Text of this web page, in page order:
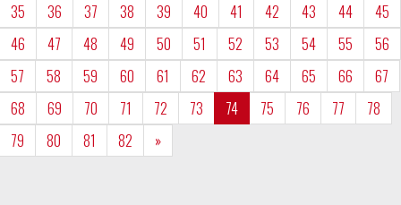
35
36 37 38 39 40 41 42 43 44
45
46
47 48 49 50 51 52 53 54 55
56
57
58 59 60 61 62 63 64 65 66
67
68
69 70 71 72 73 74 75 76 77
78
79
80 81 82 »